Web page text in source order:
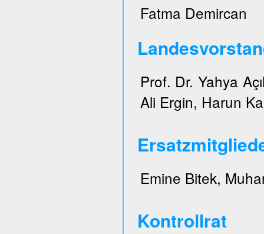
Fatma Demircan
Prof. Dr. Yahya
Ali Ergin, Harun
Emine Bitek,
Kontrollrat